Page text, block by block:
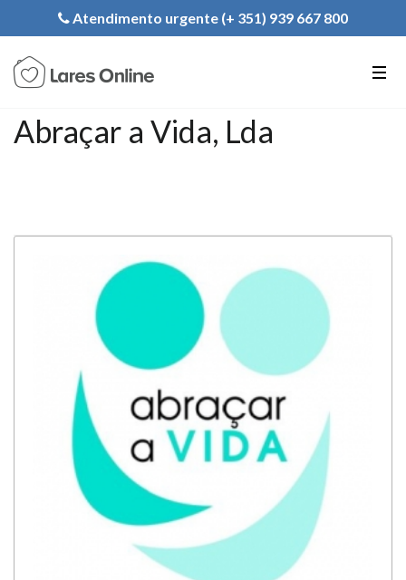
Registe a sua Instituição
Atendimento urgente (+ 351) 939 667 800
Abraçar a Vida, Lda